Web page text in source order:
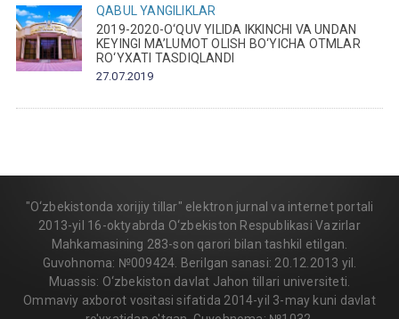
QABUL
YANGILIKLAR
2019-2020-O‘QUV YILIDA IKKINCHI VA UNDAN
KEYINGI MA’LUMOT OLISH BO‘YICHA OTMLAR
RO‘YXATI TASDIQLANDI
27.07.2019
"O‘zbekistonda xorijiy tillar" elektron jurnal va internet portali
2013-yil 16-oktyabrda O‘zbekiston Respublikasi Vazirlar
Mahkamasining 283-son qarori bilan tashkil etilgan.
Guvohnoma: №009424. Berilgan sanasi: 20.12.2013 yil.
Muassis: O‘zbekiston davlat Jahon tillari universiteti.
Ommaviy axborot vositasi sifatida 2014-yil 3-may kuni davlat